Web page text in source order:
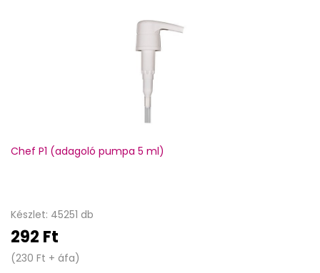
Chef P1 (adagoló pumpa 5 ml)
Készlet: 45251 db
292 Ft
(230 Ft + áfa)